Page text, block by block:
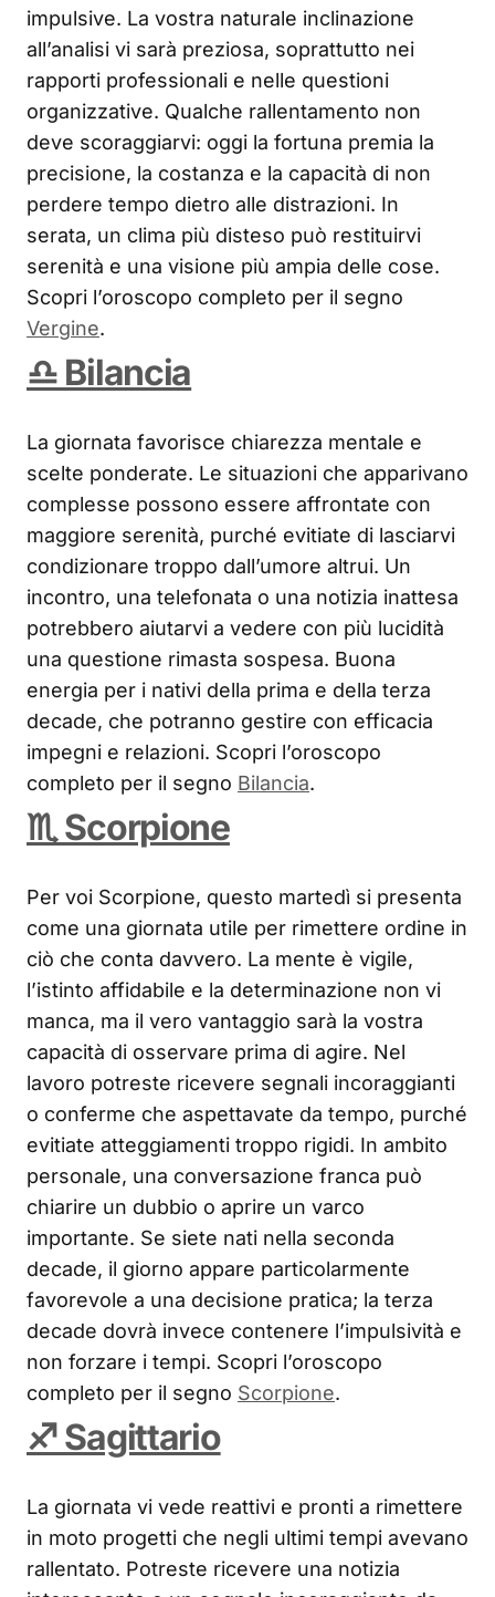
impulsive. La vostra naturale inclinazione
all’analisi vi sarà preziosa, soprattutto nei
rapporti professionali e nelle questioni
organizzative. Qualche rallentamento non
deve scoraggiarvi: oggi la fortuna premia la
precisione, la costanza e la capacità di non
perdere tempo dietro alle distrazioni. In
serata, un clima più disteso può restituirvi
serenità e una visione più ampia delle cose.
Scopri l’oroscopo completo per il segno
Vergine.
♎ Bilancia
La giornata favorisce chiarezza mentale e
scelte ponderate. Le situazioni che apparivano
complesse possono essere affrontate con
maggiore serenità, purché evitiate di lasciarvi
condizionare troppo dall’umore altrui. Un
incontro, una telefonata o una notizia inattesa
potrebbero aiutarvi a vedere con più lucidità
una questione rimasta sospesa. Buona
energia per i nativi della prima e della terza
decade, che potranno gestire con efficacia
impegni e relazioni. Scopri l’oroscopo
completo per il segno Bilancia.
♏ Scorpione
Per voi Scorpione, questo martedì si presenta
come una giornata utile per rimettere ordine in
ciò che conta davvero. La mente è vigile,
l’istinto affidabile e la determinazione non vi
manca, ma il vero vantaggio sarà la vostra
capacità di osservare prima di agire. Nel
lavoro potreste ricevere segnali incoraggianti
o conferme che aspettavate da tempo, purché
evitiate atteggiamenti troppo rigidi. In ambito
personale, una conversazione franca può
chiarire un dubbio o aprire un varco
importante. Se siete nati nella seconda
decade, il giorno appare particolarmente
favorevole a una decisione pratica; la terza
decade dovrà invece contenere l’impulsività e
non forzare i tempi. Scopri l’oroscopo
completo per il segno Scorpione.
♐ Sagittario
La giornata vi vede reattivi e pronti a rimettere
in moto progetti che negli ultimi tempi avevano
rallentato. Potreste ricevere una notizia